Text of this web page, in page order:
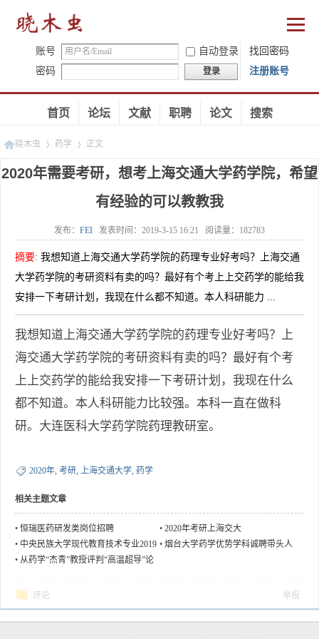
账号 自动登录
找回密码
密码
登录 注册账号
首页 论坛 文献 职聘 论文 搜索
晓木虫 药学 正文
2020年需要考研，想考上海交通大学药学院，希望
有经验的可以教教我
发布： FEI 发表时间： 2019-3-15 16:21 阅读量： 182783
摘要: 我想知道上海交通大学药学院的药理专业好考吗？上海交通
大学药学院的考研资料有卖的吗？最好有个考上上交药学的能给我
安排一下考研计划，我现在什么都不知道。本人科研能力 ...
我想知道上海交通大学药学院的药理专业好考吗？上
海交通大学药学院的考研资料有卖的吗？最好有个考
上上交药学的能给我安排一下考研计划，我现在什么
都不知道。本人科研能力比较强。本科一直在做科
研。大连医科大学药学院药理教研室。
2020年, 考研, 上海交通大学, 药学
相关主题文章
• 恒瑞医药研发类岗位招聘 • 2020年考研上海交大
• 中央民族大学现代教育技术专业2019
预调剂
• 烟台大学药学优势学科诚聘带头人
• 从药学“杰青”教授评判“高温超导”论
评论 举报